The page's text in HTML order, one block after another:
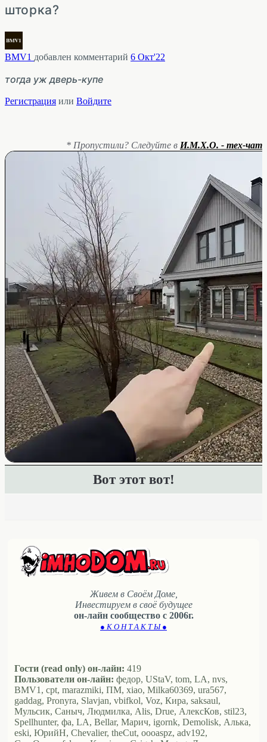
шторка?
BMV1 добавлен комментарий 6 Окт'22
тогда уж дверь-купе
Регистрация или Войдите
* Пропустили? Следуйте в И.М.Х.О. - тех-чат
Вот этот вот!
Живем в Своём Доме,
Инвестируем в своё будущее
он-лайн сообщество с 2006г.
● К О Н Т А К Т Ы ●
Гости (read only) он-лайн: 419
Пользователи он-лайн: федор, UStaV, tom, LA, nvs,
BMV1, cpt, marazmiki, ПМ, xiao, Milka60369, ura567,
gaddag, Pronyra, Slavjan, vbifkol, Voz, Кира, saksaul,
Мульсик, Саныч, Людмилка, Alis, Drue, АлексКов, stil23,
Spellhunter, фа, LA, Bellar, Марич, igornk, Demolisk, Алька,
eski, ЮрийН, Chevalier, theCut, oooaspz, adv192,